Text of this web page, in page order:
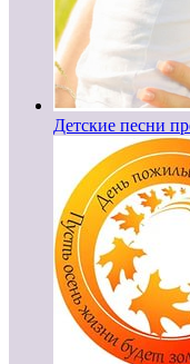
Детские песни